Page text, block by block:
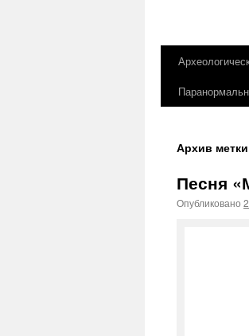
Перейти
Архив
Песня
Опубликовано